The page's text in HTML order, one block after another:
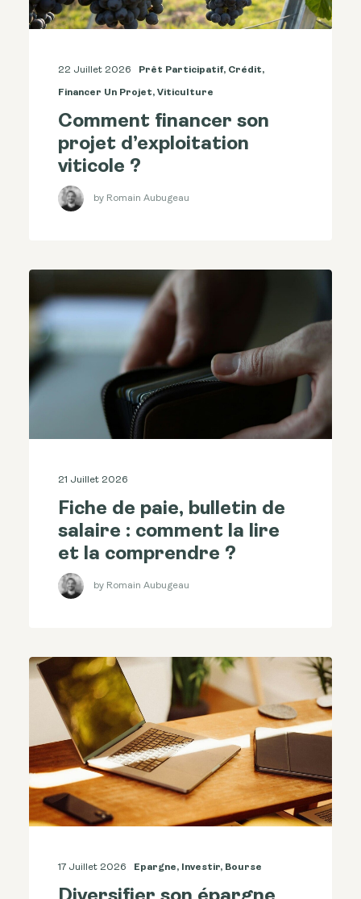
22 Juillet 2026 Prêt Participatif, Crédit,
Financer Un Projet, Viticulture
Comment financer son
projet d’exploitation
viticole ?
by Romain Aubugeau
21 Juillet 2026
Fiche de paie, bulletin de
salaire : comment la lire
et la comprendre ?
by Romain Aubugeau
17 Juillet 2026 Epargne, Investir, Bourse